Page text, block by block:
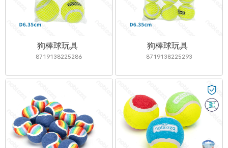
狗棒球玩具
8719138225286
狗棒球玩具
8719138225293